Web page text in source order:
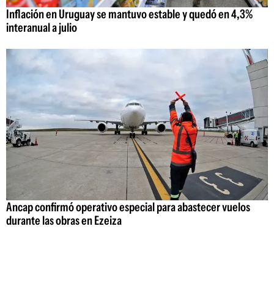
Inflación en Uruguay se mantuvo estable y quedó en 4,3%
interanual a julio
Ancap confirmó operativo especial para abastecer vuelos
durante las obras en Ezeiza